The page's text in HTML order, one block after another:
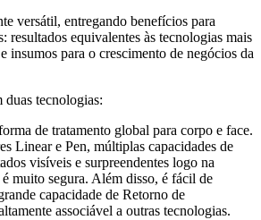
versátil, entregando benefícios para
resultados equivalentes às tecnologias mais
insumos para o crescimento de negócios da
tecnologias:
de tratamento global para corpo e face.
Linear e Pen, múltiplas capacidades de
visíveis e surpreendentes logo na
é muito segura. Além disso, é fácil de
capacidade de Retorno de
associável a outras tecnologias.